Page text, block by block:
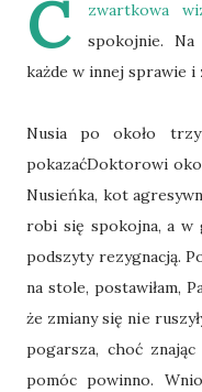
C
zwartkowa
spokojnie.
każde w innej sprawie i
Nusia po około
pokazaćDoktorowi
Nusieńka, kot
robi się spokojna, a w
podszyty rezygnacją.
na stole, postawiłam,
że zmiany się nie
pogarsza, choć
pomóc powinno.